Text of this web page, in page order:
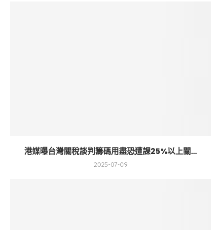
港媒曝台灣關稅談判籌碼用盡恐遭課25%以上關...
2025-07-09